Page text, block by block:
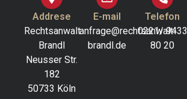
Addrese
Rechtsanwalt
Brandl
Neusser Str.
182
50733 Köln
E-mail
anfrage@rechtsanwalt-
brandl.de
Telefon
0221/ 9433
80 20